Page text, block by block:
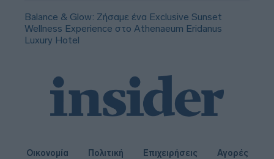
Balance & Glow: Ζήσαμε ένα Exclusive Sunset
Wellness Experience στο Athenaeum Eridanus
Luxury Hotel
Οικονομία Πολιτική Επιχειρήσεις Αγορές